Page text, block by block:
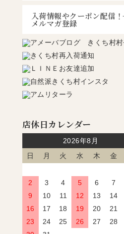
入荷情報やクーポン配信！
メルマガ登録
店休日カレンダー
2026年8月
日
月 火 水 木 金
2
3 4 5 6 7
9
10 11 12 13 14
16
17 18 19 20 21
23
24 25 26 27 28